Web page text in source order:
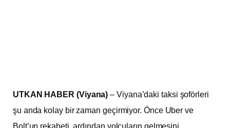
UTKAN HABER (Viyana)– Viyana’daki taksi şoförleri
şu anda kolay bir zaman geçirmiyor. Önce Uber ve
Bolt’un rekabeti, ardından yolcuların gelmesini